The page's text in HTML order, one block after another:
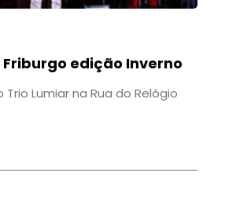
Friburgo edição Inverno
Lumiar na Rua do Relógio